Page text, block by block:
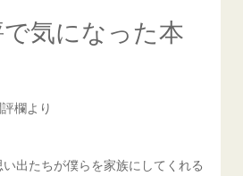
気になった本
欄より
出たちが僕らを家族にしてくれる